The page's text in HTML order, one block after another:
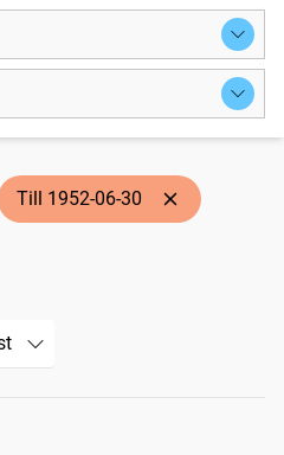
Till 1952-06-30